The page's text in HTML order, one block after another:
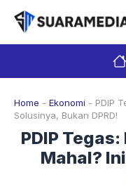
Langsung
isi
Home - Ekonomi - PDIP
Solusinya, Bukan DPRD!
PDIP
Mahal?